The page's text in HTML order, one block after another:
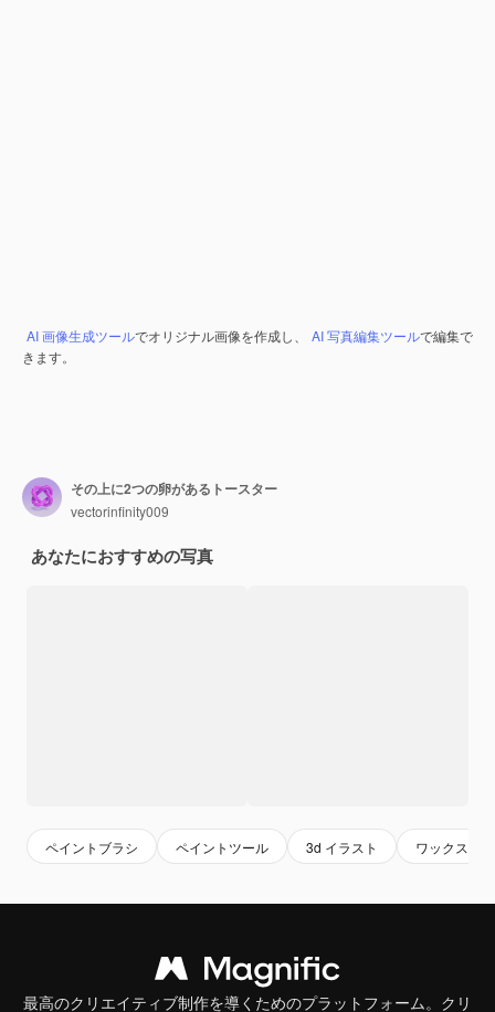
AI 画像生成ツールでオリジナル画像を作成し、 AI 写真編集ツールで編集で
きます。
その上に2つの卵があるトースター
vectorinfinity009
あなたにおすすめの写真
ペイントブラシ ペイントツール 3d イラスト ワックス・
最高のクリエイティブ制作を導くためのプラットフォーム。クリ